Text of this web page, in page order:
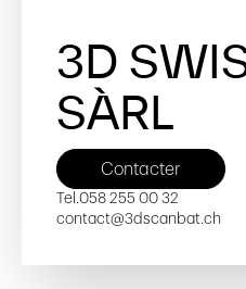
3D
SÀRL
Contacter
Tel.058 255 00 32
contact@3dscanbat.ch